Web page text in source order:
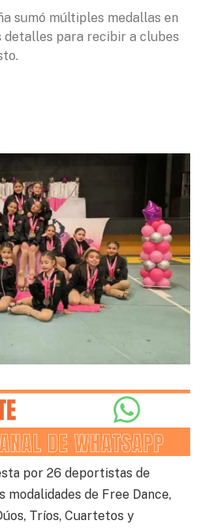
sumó múltiples medallas en
detalles para recibir a clubes
por 26 deportistas de
modalidades de Free Dance,
Tríos, Cuartetos y